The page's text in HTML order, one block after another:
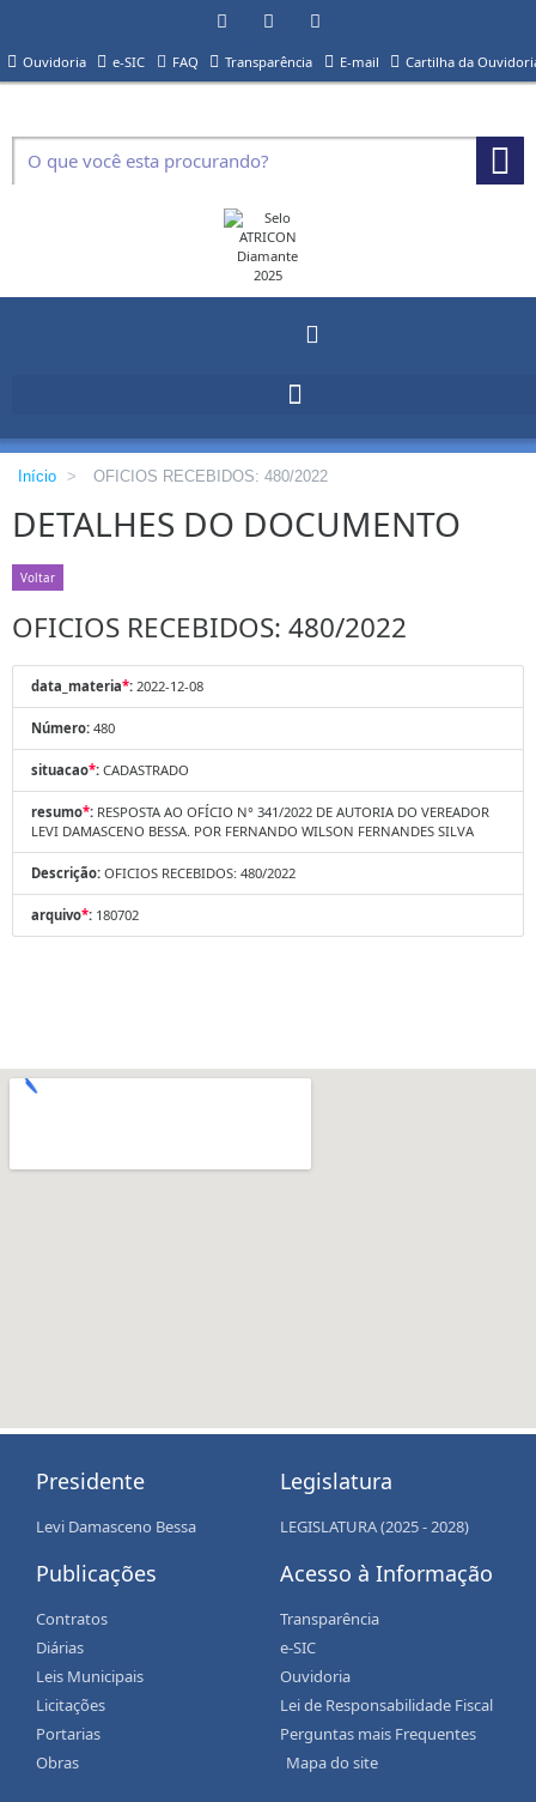
Ouvidoria e-SIC FAQ Transparência E-mail Cartilha da
Início > OFICIOS RECEBIDOS: 480/2022
DETALHES DO DOCUMENTO
Voltar
OFICIOS RECEBIDOS: 480/2022
data_materia*: 2022-12-08
Número: 480
situacao*: CADASTRADO
resumo*: RESPOSTA AO OFÍCIO N° 341/2022 DE AUTORIA DO VEREADOR
LEVI DAMASCENO BESSA. POR FERNANDO WILSON FERNANDES SILVA
Descrição: OFICIOS RECEBIDOS: 480/2022
arquivo*: 180702
Presidente
Levi Damasceno Bessa
Publicações
Contratos
Diárias
Leis Municipais
Licitações
Portarias
Obras
Legislatura
LEGISLATURA (2025 - 2028)
Acesso à Informação
Transparência
e-SIC
Ouvidoria
Lei de Responsabilidade Fiscal
Perguntas mais Frequentes
Mapa do site